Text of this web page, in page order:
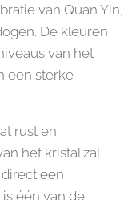
van Quan Yin,
De kleuren
van het
een sterke
rust en
het kristal zal
een
één van de